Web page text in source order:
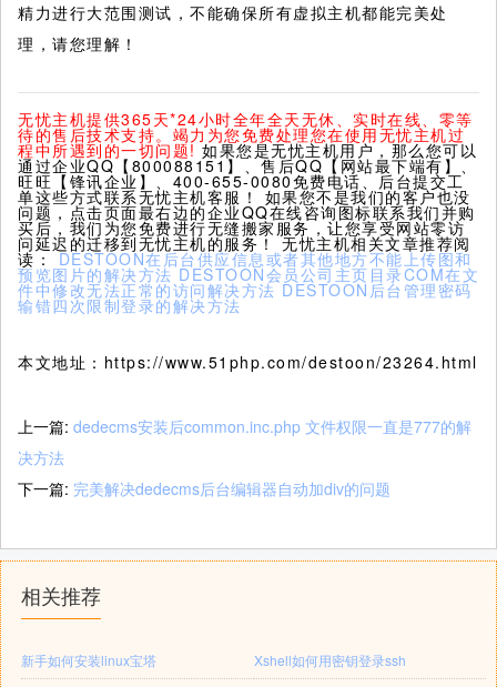
精力进行大范围测试，不能确保所有虚拟主机都能完美处
理，请您理解！
无忧主机提供365天*24小时全年全天无休、实时在线、零等
待的售后技术支持。竭力为您免费处理您在使用无忧主机过
程中所遇到的一切问题!如果您是无忧主机用户，那么您可以
通过企业QQ【800088151】、售后QQ【网站最下端有】、
旺旺【锋讯企业】、400-655-0080免费电话、后台提交工
单这些方式联系无忧主机客服！ 如果您不是我们的客户也没
问题，点击页面最右边的企业QQ在线咨询图标联系我们并购
买后，我们为您免费进行无缝搬家服务，让您享受网站零访
问延迟的迁移到无忧主机的服务！ 无忧主机相关文章推荐阅
读：DESTOON在后台供应信息或者其他地方不能上传图和
预览图片的解决方法 DESTOON会员公司主页目录COM在文
件中修改无法正常的访问解决方法 DESTOON后台管理密码
输错四次限制登录的解决方法
本文地址：https://www.51php.com/destoon/23264.html
上一篇: dedecms安装后common.inc.php 文件权限一直是777的解
决方法
下一篇: 完美解决dedecms后台编辑器自动加div的问题
相关推荐
新手如何安装linux宝塔
Xshell如何用密钥登录ssh